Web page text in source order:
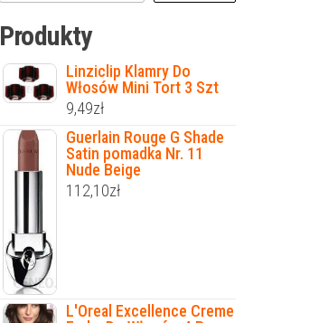
Produkty
Linziclip Klamry Do
Włosów Mini Tort 3 Szt
9,49zł
Guerlain Rouge G Shade
Satin pomadka Nr. 11
Nude Beige
112,10zł
L'Oreal Excellence Creme